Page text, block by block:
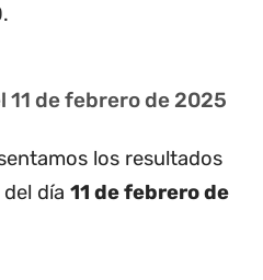
11 de febrero de 2025
los resultados
del día 11 de febrero de